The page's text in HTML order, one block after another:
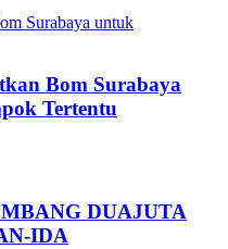
Bom Surabaya
Tertentu
DUAJUTA
IDA